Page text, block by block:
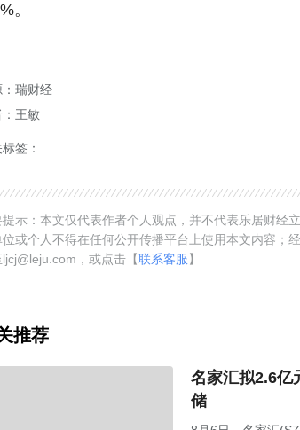
。
：瑞财经
王敏
签：
提示：本文仅代表作者个人观点，并不代表乐居财经
位或个人不得在任何公开传播平台上使用本文内容；
，或点击【联系客服】
推荐
名家汇拟2.6亿
储